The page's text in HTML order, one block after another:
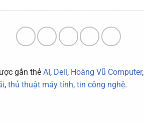
gắn thẻ AI, Dell, Hoàng Vũ Computer,
, thủ thuật máy tính, tin công nghệ.